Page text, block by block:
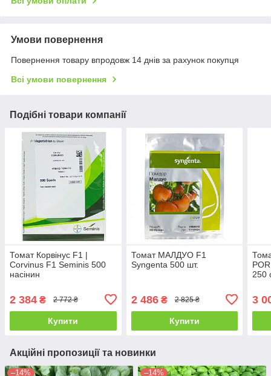
Умови повернення
Повернення товару впродовж 14 днів за рахунок покупця
Всі умови повернення
Подібні товари компанії
Томат Корвінус F1 |
Corvinus F1 Seminis 500
насінин
2 384 ₴ 2 772 ₴
Купити
Томат МАЛДУО F1
Syngenta 500 шт.
2 486₴ 2 825 ₴
Купити
250
3
Акційні пропозиції та новинки
–14% –14%